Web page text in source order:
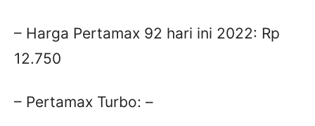
– Harga Pertamax 92 hari ini 2022: Rp
12.750
– Pertamax Turbo: –